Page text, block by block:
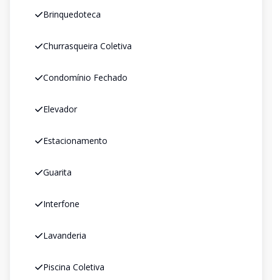
Brinquedoteca
Churrasqueira Coletiva
Condomínio Fechado
Elevador
Estacionamento
Guarita
Interfone
Lavanderia
Piscina Coletiva